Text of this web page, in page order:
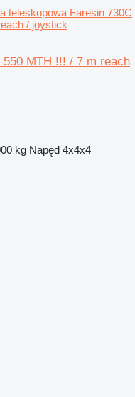
teleskopowa Faresin 730C
/ joystick
MTH !!! / 7 m reach
kg Napęd 4x4x4